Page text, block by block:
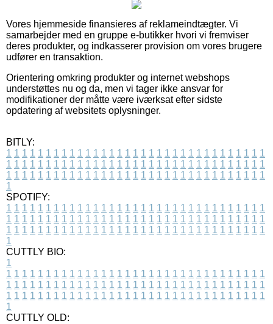
Vores hjemmeside finansieres af reklameindtægter. Vi
samarbejder med en gruppe e-butikker hvori vi fremviser
deres produkter, og indkasserer provision om vores brugere
udfører en transaktion.
Orientering omkring produkter og internet webshops
understøttes nu og da, men vi tager ikke ansvar for
modifikationer der måtte være iværksat efter sidste
opdatering af websitets oplysninger.
BITLY:
1 1 1 1 1 1 1 1 1 1 1 1 1 1 1 1 1 1 1 1 1 1 1 1 1 1 1 1 1 1 1 1 1
1 1 1 1 1 1 1 1 1 1 1 1 1 1 1 1 1 1 1 1 1 1 1 1 1 1 1 1 1 1 1 1 1
1 1 1 1 1 1 1 1 1 1 1 1 1 1 1 1 1 1 1 1 1 1 1 1 1 1 1 1 1 1 1 1 1
1
SPOTIFY:
1 1 1 1 1 1 1 1 1 1 1 1 1 1 1 1 1 1 1 1 1 1 1 1 1 1 1 1 1 1 1 1 1
1 1 1 1 1 1 1 1 1 1 1 1 1 1 1 1 1 1 1 1 1 1 1 1 1 1 1 1 1 1 1 1 1
1 1 1 1 1 1 1 1 1 1 1 1 1 1 1 1 1 1 1 1 1 1 1 1 1 1 1 1 1 1 1 1 1
1
CUTTLY BIO:
1
1 1 1 1 1 1 1 1 1 1 1 1 1 1 1 1 1 1 1 1 1 1 1 1 1 1 1 1 1 1 1 1 1
1 1 1 1 1 1 1 1 1 1 1 1 1 1 1 1 1 1 1 1 1 1 1 1 1 1 1 1 1 1 1 1 1
1 1 1 1 1 1 1 1 1 1 1 1 1 1 1 1 1 1 1 1 1 1 1 1 1 1 1 1 1 1 1 1 1
1
CUTTLY OLD: